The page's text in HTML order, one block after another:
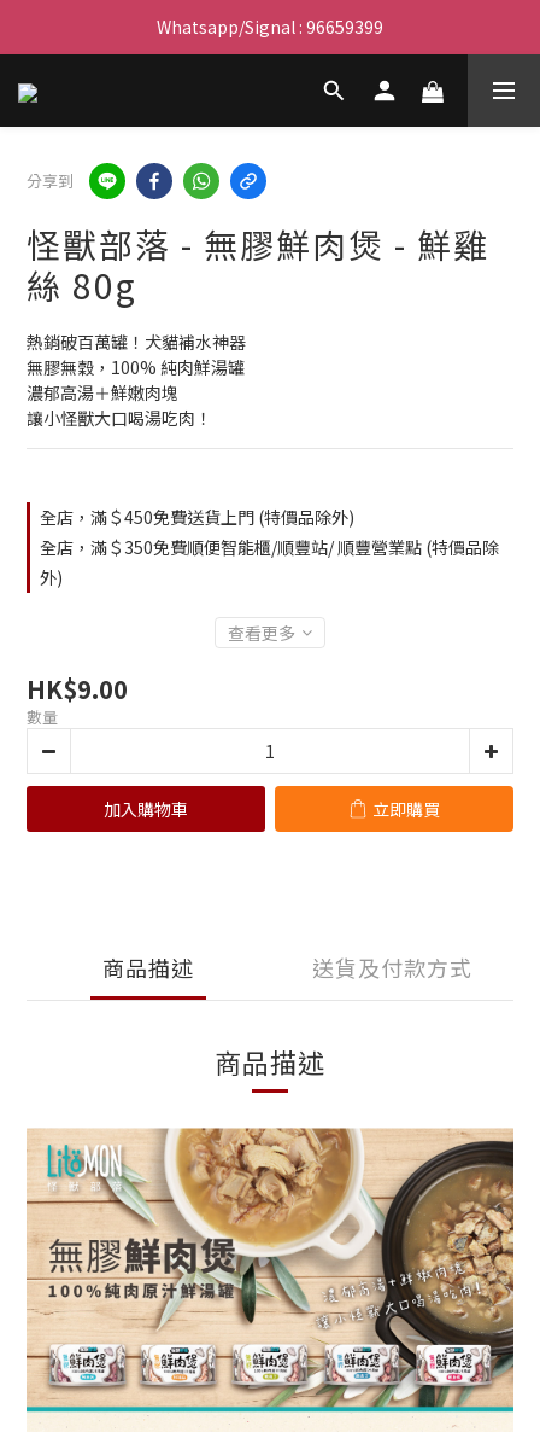
滿$450免費送貨上門 I 滿$350免運 順豐自取
Whatsapp/Signal : 96659399
會員優惠｜購物滿 $100 回贈$3購物金
分享到
怪獸部落 - 無膠鮮肉煲 - 鮮雞
絲 80g
熱銷破百萬罐！犬貓補水神器
無膠無穀，100% 純肉鮮湯罐
濃郁高湯＋鮮嫩肉塊
讓小怪獸大口喝湯吃肉！
全店，滿＄450免費送貨上門 (特價品除外)
全店，滿＄350免費順便智能櫃/順豐站/ 順豐營業點 (特價品除
外)
查看更多
HK$9.00
數量
加入購物車 立即購買
商品描述 送貨及付款方式
商品描述